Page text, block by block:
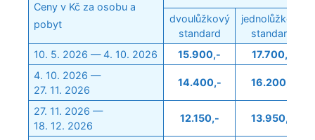
Ceny v Kč za osobu a
pobyt
dvoulůžkový
standard
jednolůžkový
standard
10. 5. 2026 — 4. 10. 2026 15.900,-
17.700,-
4. 10. 2026 —
27. 11. 2026
14.400,- 16.200,-
27. 11. 2026 —
18. 12. 2026
12.150,- 13.950,-